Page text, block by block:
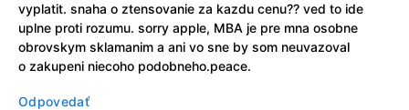
vyplatit. snaha o ztensovanie za kazdu cenu?? ved to ide
uplne proti rozumu. sorry apple, MBA je pre mna osobne
obrovskym sklamanim a ani vo sne by som neuvazoval
o zakupeni niecoho podobneho.peace.
Odpovedať